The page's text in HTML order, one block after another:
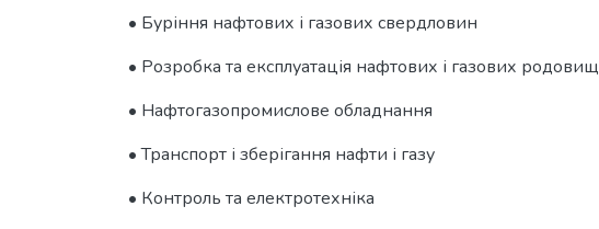
• Буріння нафтових і газових свердловин
• Розробка та експлуатація нафтових і газових родовищ
• Нафтогазопромислове обладнання
• Транспорт і зберігання нафти і газу
• Контроль та електротехніка